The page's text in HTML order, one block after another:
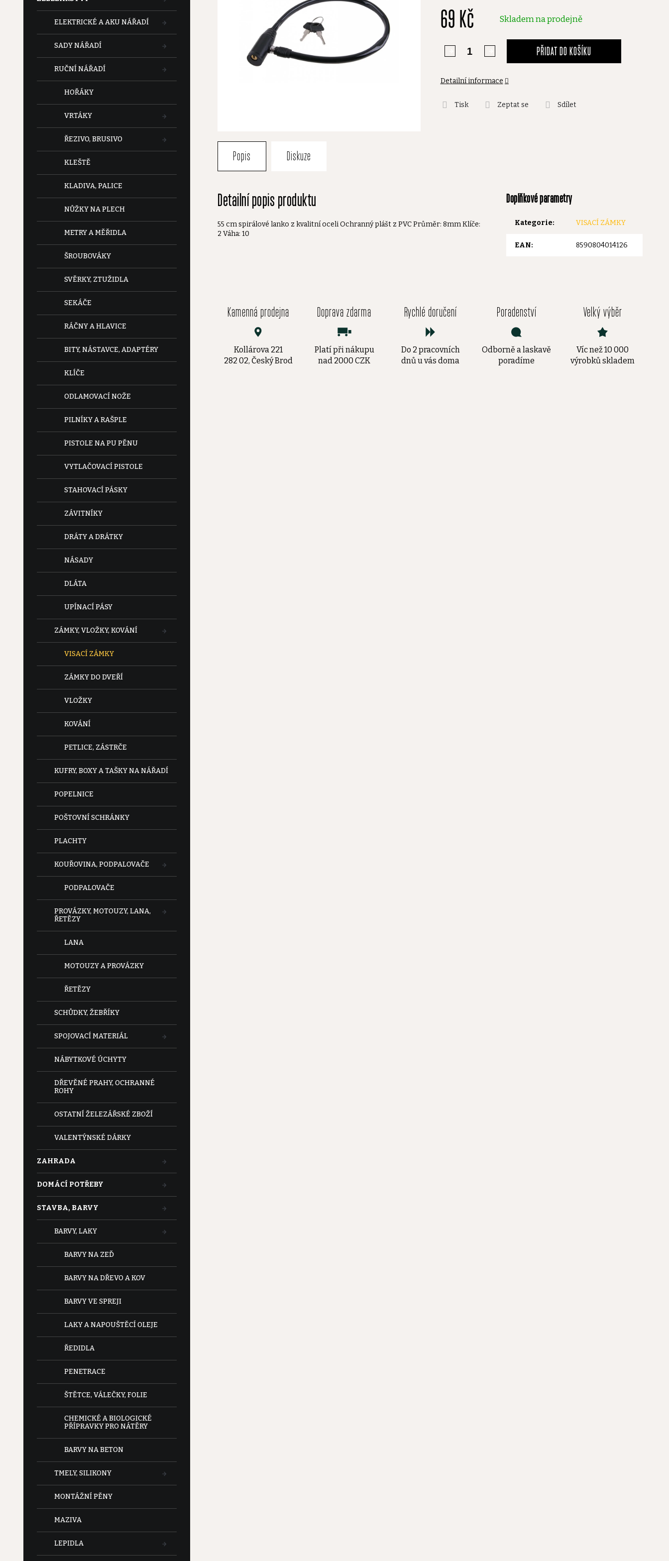
ELEKTRICKÉ A AKU NÁŘADÍ
SADY NÁŘADÍ
RUČNÍ NÁŘADÍ
HOŘÁKY
VRTÁKY
ŘEZIVO, BRUSIVO
KLEŠTĚ
KLADIVA, PALICE
NŮŽKY NA PLECH
METRY A MĚŘIDLA
ŠROUBOVÁKY
SVĚRKY, ZTUŽIDLA
SEKÁČE
RÁČNY A HLAVICE
BITY, NÁSTAVCE, ADAPTÉRY
KLÍČE
ODLAMOVACÍ NOŽE
PILNÍKY A RAŠPLE
PISTOLE NA PU PĚNU
VYTLAČOVACÍ PISTOLE
STAHOVACÍ PÁSKY
ZÁVITNÍKY
DRÁTY A DRÁTKY
NÁSADY
DLÁTA
UPÍNACÍ PÁSY
ZÁMKY, VLOŽKY, KOVÁNÍ
VISACÍ ZÁMKY
ZÁMKY DO DVEŘÍ
VLOŽKY
KOVÁNÍ
PETLICE, ZÁSTRČE
KUFRY, BOXY A TAŠKY NA NÁŘADÍ
POPELNICE
POŠTOVNÍ SCHRÁNKY
PLACHTY
KOUŘOVINA, PODPALOVAČE
PODPALOVAČE
PROVÁZKY, MOTOUZY, LANA,
ŘETĚZY
LANA
MOTOUZY A PROVÁZKY
ŘETĚZY
SCHŮDKY, ŽEBŘÍKY
SPOJOVACÍ MATERIÁL
NÁBYTKOVÉ ÚCHYTY
DŘEVĚNÉ PRAHY, OCHRANNÉ
ROHY
OSTATNÍ ŽELEZÁŘSKÉ ZBOŽÍ
VALENTÝNSKÉ DÁRKY
ZAHRADA
DOMÁCÍ POTŘEBY
STAVBA, BARVY
BARVY, LAKY
BARVY NA ZEĎ
BARVY NA DŘEVO A KOV
BARVY VE SPREJI
LAKY A NAPOUŠTĚCÍ OLEJE
ŘEDIDLA
PENETRACE
ŠTĚTCE, VÁLEČKY, FOLIE
CHEMICKÉ A BIOLOGICKÉ
PŘÍPRAVKY PRO NÁTĚRY
BARVY NA BETON
TMELY, SILIKONY
MONTÁŽNÍ PĚNY
MAZIVA
LEPIDLA
0,0
z
69 Kč Skladem na prodejně
PŘIDAT DO KOŠÍKU
Detailní informace
Tisk Zeptat se Sdílet
Popis Diskuze
Detailní popis produktu
55 cm spirálové lanko z kvalitní oceli Ochranný plášt z PVC Průměr: 8mm Klíče:
2 Váha: 10
Doplňkové parametry
Kategorie: VISACÍ ZÁMKY
EAN: 8590804014126
Kamenná prodejna
Kollárova 221
282 02, Český Brod
Doprava zdarma
Platí při nákupu
nad 2000 CZK
Rychlé doručení
Do 2 pracovních
dnů u vás doma
Poradenství
Odborně a laskavě
poradíme
Velký výběr
Víc než 10 000
výrobků skladem